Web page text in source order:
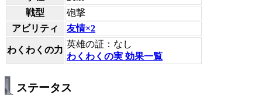
戦型
砲撃
アビリティ
友情×2
わくわくの力
英雄の証：なし
わくわくの実 効果一覧
ステータス